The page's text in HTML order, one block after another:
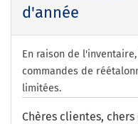
d'année
En raison de
commandes de
limitées.
Chères clientes,